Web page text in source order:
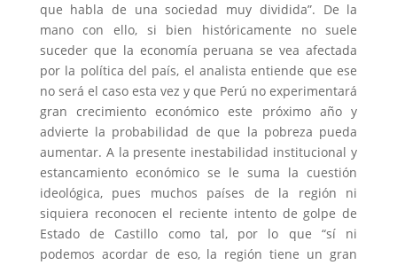
que habla de una sociedad muy dividida”. De la
mano con ello, si bien históricamente no suele
suceder que la economía peruana se vea afectada
por la política del país, el analista entiende que ese
no será el caso esta vez y que Perú no experimentará
gran crecimiento económico este próximo año y
advierte la probabilidad de que la pobreza pueda
aumentar. A la presente inestabilidad institucional y
estancamiento económico se le suma la cuestión
ideológica, pues muchos países de la región ni
siquiera reconocen el reciente intento de golpe de
Estado de Castillo como tal, por lo que “sí ni
podemos acordar de eso, la región tiene un gran